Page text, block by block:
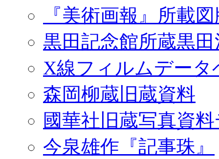
『美術画報』所載
黒田記念館所蔵黒
X線フィルムデータ
森岡柳蔵旧蔵資料
國華社旧蔵写真資
今泉雄作『記事珠』